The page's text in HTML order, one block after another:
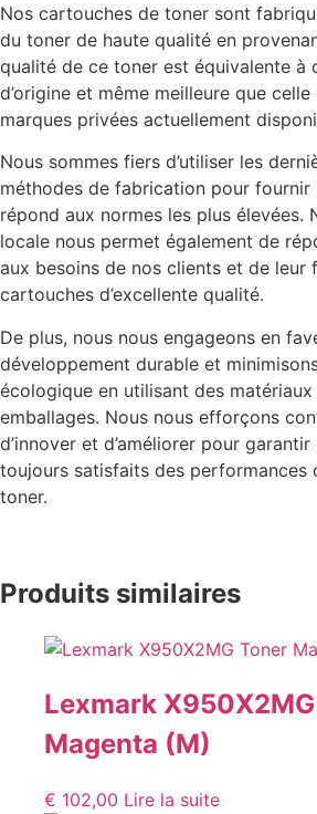
Nos cartouches de toner sont
du toner de haute qualité en
qualité de ce toner est équivalente à
d’origine et même meilleure que
marques privées actuellement
Nous sommes fiers d’utiliser les
méthodes de fabrication pour fournir
répond aux normes les plus élevées.
locale nous permet également de
aux besoins de nos clients et de leur
cartouches d’excellente qualité.
De plus, nous nous engageons en
développement durable et
écologique en utilisant des
emballages. Nous nous efforçons
d’innover et d’améliorer pour
toujours satisfaits des performances
toner.
Produits similaires
Lexmark
Magenta (M)
€ 102,00 Lire la suite